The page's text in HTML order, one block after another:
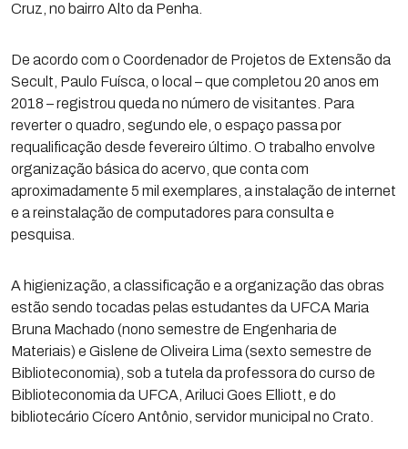
Cruz, no bairro Alto da Penha.
De acordo com o Coordenador de Projetos de Extensão da
Secult, Paulo Fuísca, o local – que completou 20 anos em
2018 – registrou queda no número de visitantes. Para
reverter o quadro, segundo ele, o espaço passa por
requalificação desde fevereiro último. O trabalho envolve
organização básica do acervo, que conta com
aproximadamente 5 mil exemplares, a instalação de internet
e a reinstalação de computadores para consulta e
pesquisa.
A higienização, a classificação e a organização das obras
estão sendo tocadas pelas estudantes da UFCA Maria
Bruna Machado (nono semestre de Engenharia de
Materiais) e Gislene de Oliveira Lima (sexto semestre de
Biblioteconomia), sob a tutela da professora do curso de
Biblioteconomia da UFCA, Ariluci Goes Elliott, e do
bibliotecário Cícero Antônio, servidor municipal no Crato.